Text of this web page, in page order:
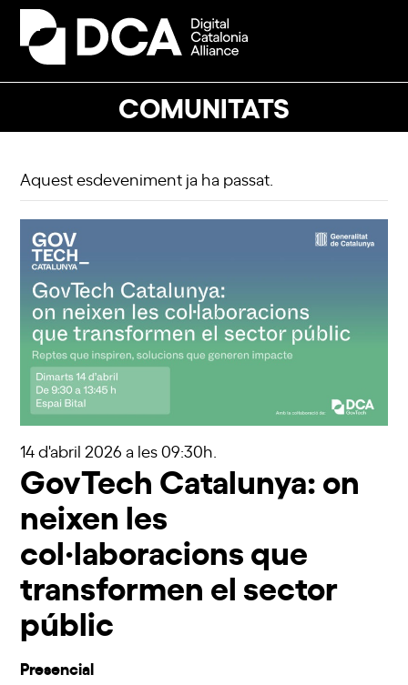
Skip
content
COMUNITATS
Open
mobile
Close
mobile
Aquest esdeveniment ja ha passat.
14 d'abril 2026a les 09:30h.
GovTech Catalunya: on
neixen les
col·laboracions que
transformen el sector
públic​
Presencial